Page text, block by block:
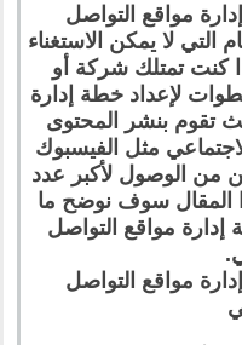
مواقع التواصل
لا يمكن الاستغناء
كنت تمتلك شركة أو
لإعداد خطة إدارة
تقوم بنشر المحتوى
مثل الفيسبوك
من الوصول لأكبر عدد
المقال سوف نوضح ما
مواقع التواصل
مواقع التواصل